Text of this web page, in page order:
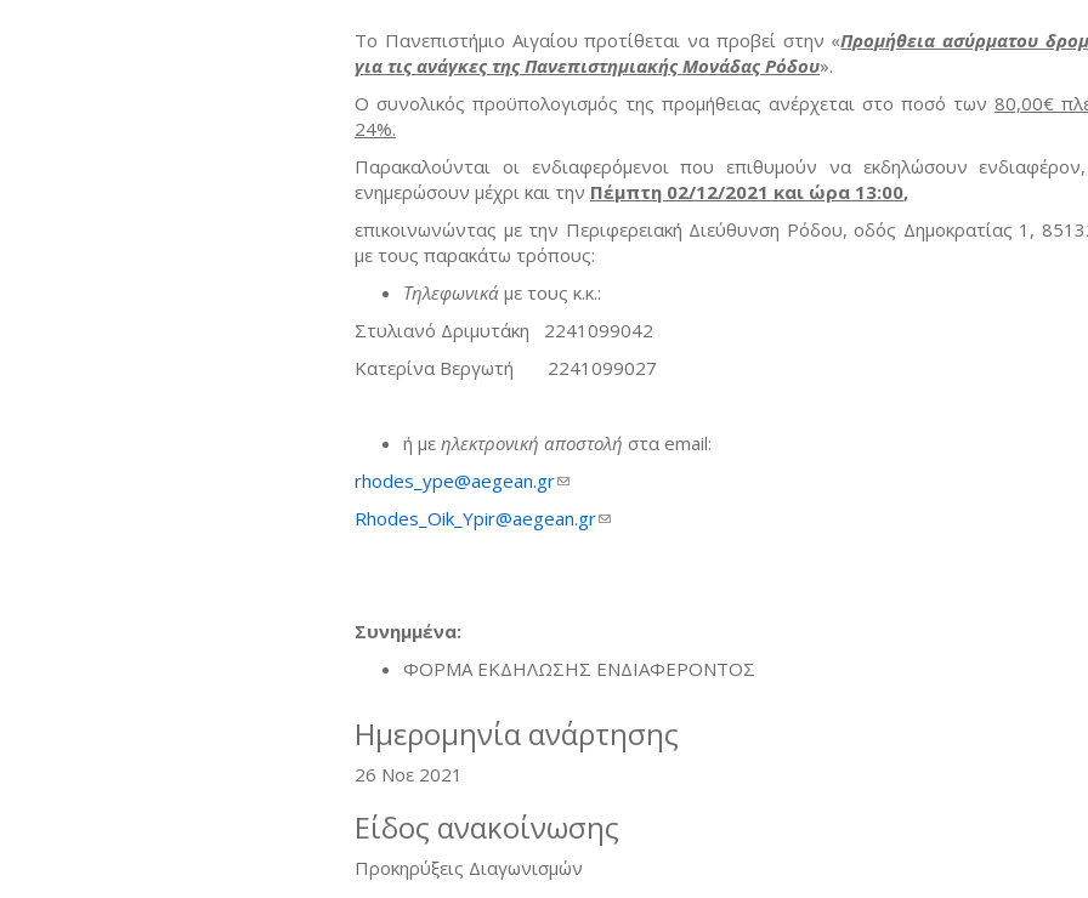
Το Πανεπιστήμιο Αιγαίου προτίθεται να προβεί στην «Προμήθεια ασύρματου
για τις ανάγκες της Πανεπιστημιακής Μονάδας Ρόδου».
Ο συνολικός προϋπολογισμός της προμήθειας ανέρχεται στο ποσό των 80,00€
24%.
Παρακαλούνται οι ενδιαφερόμενοι που επιθυμούν να εκδηλώσουν
ενημερώσουν μέχρι και την Πέμπτη 02/12/2021 και ώρα 13:00,
επικοινωνώντας με την Περιφερειακή Διεύθυνση Ρόδου, οδός Δημοκρατίας 1,
με τους παρακάτω τρόπους:
Τηλεφωνικά με τους κ.κ.:
Στυλιανό Δριμυτάκη 2241099042
Κατερίνα Βεργωτή 2241099027
ή με ηλεκτρονική αποστολή στα email:
rhodes_ype@aegean.gr(link sends e-mail)
Rhodes_Oik_Ypir@aegean.gr(link sends e-mail)
Συνημμένα:
ΦΟΡΜΑ ΕΚΔΗΛΩΣΗΣ ΕΝΔΙΑΦΕΡΟΝΤΟΣ
Ημερομηνία ανάρτησης
26 Νοε 2021
Είδος ανακοίνωσης
Προκηρύξεις Διαγωνισμών